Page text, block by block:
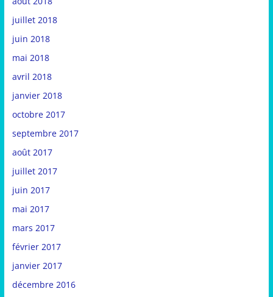
juillet 2018
juin 2018
mai 2018
avril 2018
janvier 2018
octobre 2017
septembre 2017
août 2017
juillet 2017
juin 2017
mai 2017
mars 2017
février 2017
janvier 2017
décembre 2016